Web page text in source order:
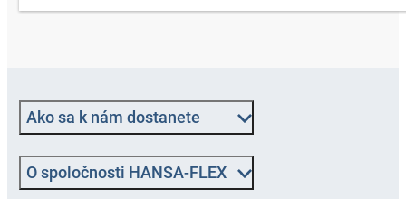
Ako sa k nám dostanete
O spoločnosti HANSA-FLEX